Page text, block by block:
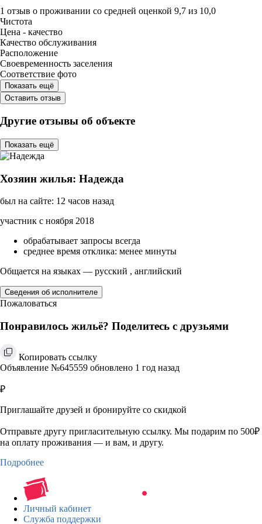
1 отзыв о проживании со средней оценкой 9,7 из 10,0
Чистота
Цена - качество
Качество обслуживания
Расположение
Своевременность заселения
Соответствие фото
Показать ещё
Оставить отзыв
Другие отзывы об объекте
Показать ещё
Хозяин жилья: Надежда
был на сайте: 12 часов назад
участник с ноября 2018
обрабатывает запросы всегда
среднее время отклика: менее минуты
Общается на языках — русский , английский
Сведения об исполнителе
Пожаловаться
Понравилось жильё? Поделитесь с друзьями
Копировать ссылку
Объявление №645559 обновлено 1 год назад
₽
Приглашайте друзей и бронируйте со скидкой
Отправьте другу пригласительную ссылку. Мы подарим по 500₽
на оплату проживания — и вам, и другу.
Подробнее
Личный кабинет
Служба поддержки